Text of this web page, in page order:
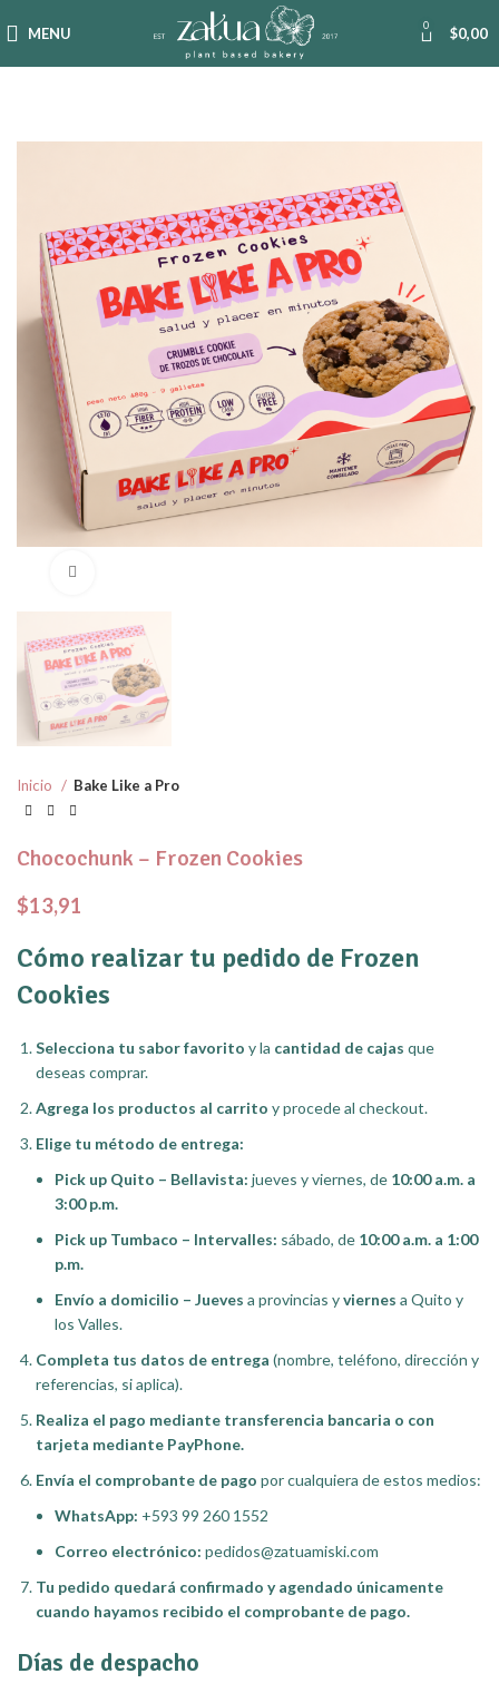
MENU 0 $0,00
Inicio Bake Like a Pro
Chocochunk – Frozen Cookies
$13,91
Cómo realizar tu pedido de Frozen
Cookies
Selecciona tu sabor favorito y la cantidad de cajas que
deseas comprar.
Agrega los productos al carrito y procede al checkout.
Elige tu método de entrega:
Pick up Quito – Bellavista: jueves y viernes, de 10:00 a.m. a
3:00 p.m.
Pick up Tumbaco – Intervalles: sábado, de 10:00 a.m. a 1:00
p.m.
Envío a domicilio – Jueves a provincias yviernes a Quito y
los Valles.
Completa tus datos de entrega (nombre, teléfono, dirección y
referencias, si aplica).
Realiza el pago mediante transferencia bancaria o con
tarjeta mediante PayPhone.
Envía el comprobante de pago por cualquiera de estos medios:
WhatsApp: +593 99 260 1552
Correo electrónico: pedidos@zatuamiski.com
Tu pedido quedará confirmado y agendado únicamente
cuando hayamos recibido el comprobante de pago.
Días de despacho